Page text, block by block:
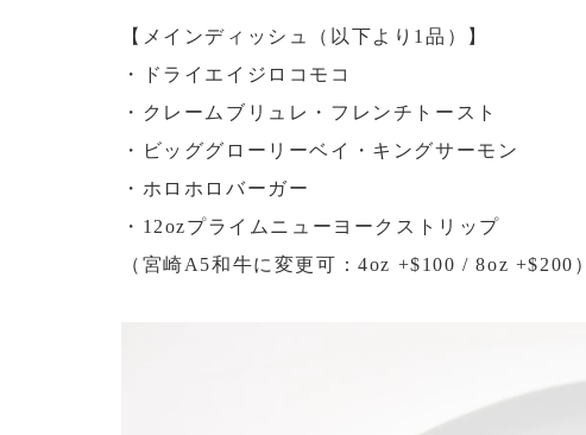
【メインディッシュ（以下より1品）】
・ドライエイジロコモコ
・クレームブリュレ・フレンチトースト
・ビッググローリーベイ・キングサーモン
・ホロホロバーガー
・12ozプライムニューヨークストリップ
（宮崎A5和牛に変更可：4oz +$100 / 8oz +$200）